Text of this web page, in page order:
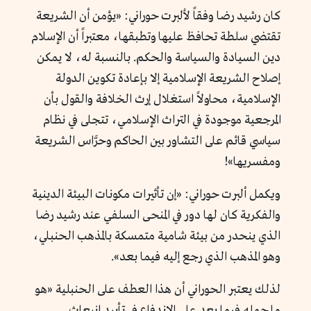
كان رشيد رضا وفقاً لألبرت حوراني: «يؤمن أن الشريعة
تقتضي سلطة تحافظ عليها وتطبقها، معتبراً أن الإسلام
دين السيادة والسياسة والحكم. بالنسبة له، لا يمكن
إصلاح الشريعة الإسلامية إلا بإعادة تكوين الدولة
الإسلامية، محاولاً استغلال إرث الخلافة والقول بأن
المرجعية موجودة في التراث الإسلامي، تتجلى في نظام
سياسي قائم على التشاور بين الحاكم وحرَّاس الشريعة
ومفسريها»!
ويكمل ألبرت حوراني: «إن تأثيرات مكونات البيئة الدينية
والفكرية كان لها دور في المنحى السلفي عند رشيد رضا
الذي ينحدر من بيئة شامية متمسكة بالمذهب الحنبلي،
وهو المذهب الذي رجع إليه فيما بعد».
لذلك يعتبر الحوراني أن هذا العطف على الحنبلية «هو